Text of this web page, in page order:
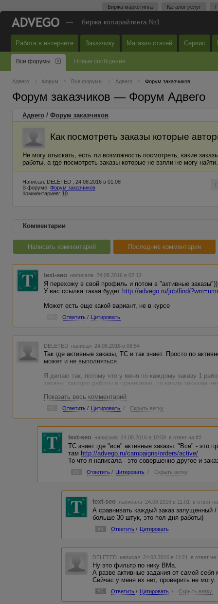
Биржа маркетинга Каталог услуг
— биржа копирайтинга №1
Работа в интернете Заказчику Магазин статей Сервис
Все форумы Новые сообщения
Адвего Форум Все форумы Адвего Форум заказчиков
Форум заказчиков — Форум Адвего
Адвего / Форум заказчиков
Как посмотреть заказы которые
Не могу отыскать, есть ли возможность посмотреть, какие
работы, а где посмотреть заказы которые не взяли не могу
Написал: DELETED , 24.08.2016 в 01:08
В форуме: Форум заказчиков
Комментариев: 10
Комментарии
Написать комментарий Последние комментарии
text-seo написала 24.08.2016 в 02:12
Я перехожу в свой профиль и потом в "активные
У вас ссылка такая будет http://advego.ru/job/find/
Может есть еще какой вариант, не в курсе
Ответить / Цитировать
DELETED написал 24.08.2016 в 08:54
Так где активные заказы, ТС и так знает. Просто по
может и не выполняться.
Я делаю так, потому что у меня по каждому заказу 1
заказы, смотрю работы и сравниваю, по каким заказам
Немного неудобно, да.
Можно ли проще, и самой бы хотелось узнать.
Показать весь комментарий
Ответить / Цитировать / Скрыть ветку
text-seo написала 24.08.2016 в 10:59 в ответ на #2
ТС знает где "все" активные заказы. "Все" - это
там http://advego.ru/campaigns/orders/active/
То что я написала - это совершенно другое и
#3 Ответить / Цитировать / Скрыть ветку
text-seo написала 24.08.2016 в 11:01 в ответ
А сравнивать каждый заказ запущенный
больше 30 штук, это пол дня работы)
#4 Ответить / Цитировать
DELETED написал 24.08.2016 в 11:21 в ответ на
Ну это фильтр по нику ВМа.
А разве активные задания от самой
Сейчас у меня их нет, проверить не могу.
#5 Ответить / Цитировать / Скрыть ветку